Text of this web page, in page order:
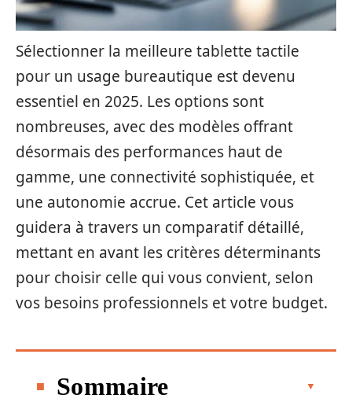
Sélectionner la meilleure tablette tactile
pour un usage bureautique est devenu
essentiel en 2025. Les options sont
nombreuses, avec des modèles offrant
désormais des performances haut de
gamme, une connectivité sophistiquée, et
une autonomie accrue. Cet article vous
guidera à travers un comparatif détaillé,
mettant en avant les critères déterminants
pour choisir celle qui vous convient, selon
vos besoins professionnels et votre budget.
Sommaire